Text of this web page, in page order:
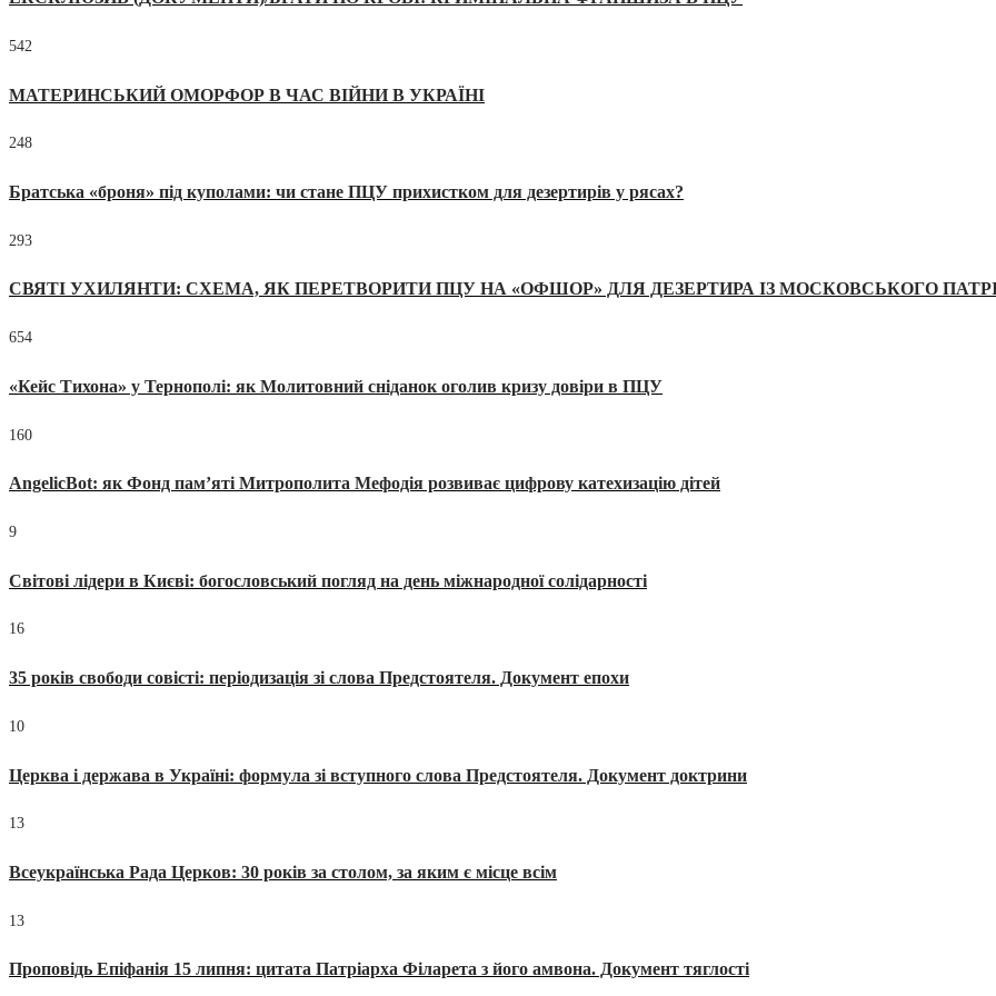
542
МАТЕРИНСЬКИЙ ОМОРФОР В ЧАС ВІЙНИ В УКРАЇНІ
248
Братська «броня» під куполами: чи стане ПЦУ прихистком для дезертирів у рясах?
293
СВЯТІ УХИЛЯНТИ: СХЕМА, ЯК ПЕРЕТВОРИТИ ПЦУ НА «ОФШОР» ДЛЯ ДЕЗЕРТИРА ІЗ МОСКОВСЬКОГО
654
«Кейс Тихона» у Тернополі: як Молитовний сніданок оголив кризу довіри в ПЦУ
160
AngelicBot: як Фонд пам’яті Митрополита Мефодія розвиває цифрову катехизацію дітей
9
Світові лідери в Києві: богословський погляд на день міжнародної солідарності
16
35 років свободи совісті: періодизація зі слова Предстоятеля. Документ епохи
10
Церква і держава в Україні: формула зі вступного слова Предстоятеля. Документ доктрини
13
Всеукраїнська Рада Церков: 30 років за столом, за яким є місце всім
13
Проповідь Епіфанія 15 липня: цитата Патріарха Філарета з його амвона. Документ тяглості